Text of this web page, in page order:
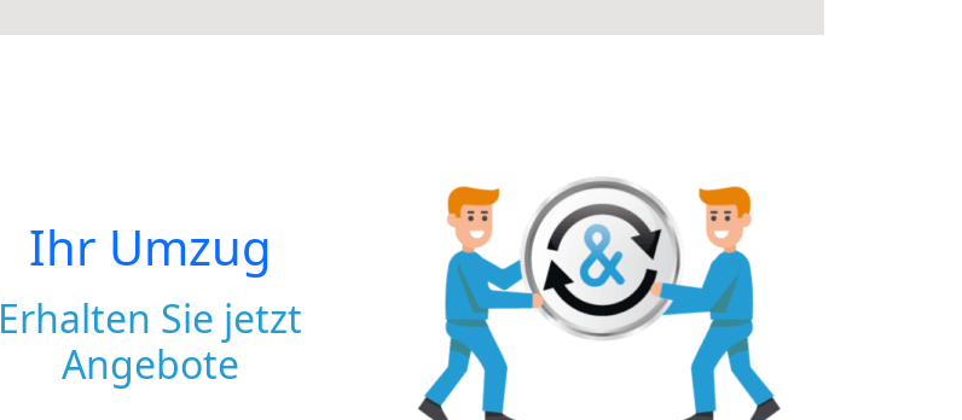
Ihr Umzug
Erhalten Sie jetzt
Angebote